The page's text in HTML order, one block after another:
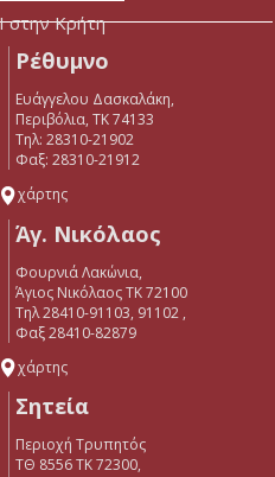
στην Κρήτη
Ρέθυμνο
Ευάγγελου Δασκαλάκη,
Περιβόλια, ΤΚ 74133
Tηλ: 28310-21902
Φαξ: 28310-21912
χάρτης
Άγ. Νικόλαος
Φουρνιά Λακώνια,
Άγιος Νικόλαος ΤΚ 72100
Τηλ 28410-91103, 91102 ,
Φαξ 28410-82879
χάρτης
Σητεία
Περιοχή Τρυπητός
ΤΘ 8556 ΤΚ 72300,